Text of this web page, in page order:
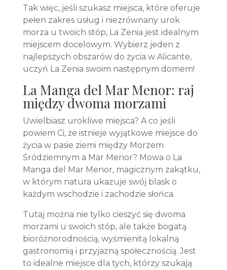
Tak więc, jeśli szukasz miejsca, które oferuje
pełen zakres usług i niezrównany urok
morza u twoich stóp, La Zenia jest idealnym
miejscem docelowym. Wybierz jeden z
najlepszych obszarów do życia w Alicante,
uczyń La Zenia swoim następnym domem!
La Manga del Mar Menor: raj
między dwoma morzami
Uwielbiasz urokliwe miejsca? A co jeśli
powiem Ci, że istnieje wyjątkowe miejsce do
życia w pasie ziemi między Morzem
Śródziemnym a Mar Menor? Mowa o La
Manga del Mar Menor, magicznym zakątku,
w którym natura ukazuje swój blask o
każdym wschodzie i zachodzie słońca.
Tutaj można nie tylko cieszyć się dwoma
morzami u swoich stóp, ale także bogatą
bioróżnorodnością, wyśmienitą lokalną
gastronomią i przyjazną społecznością. Jest
to idealne miejsce dla tych, którzy szukają